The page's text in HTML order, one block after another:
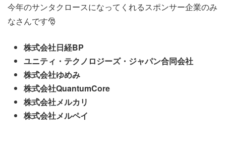
今年のサンタクロースになってくれるスポンサー企業のみ
なさんです🎅
株式会社日経BP
ユニティ・テクノロジーズ・ジャパン合同会社
株式会社ゆめみ
株式会社QuantumCore
株式会社メルカリ
株式会社メルペイ